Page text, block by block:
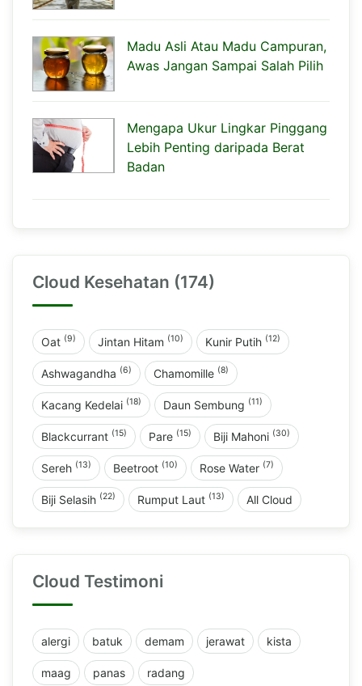
Madu Asli Atau Madu Campuran,
Awas Jangan Sampai Salah Pilih
Mengapa Ukur Lingkar Pinggang
Lebih Penting daripada Berat
Badan
Cloud Kesehatan (174)
Oat (9) Jintan Hitam (10) Kunir Putih (12)
Ashwagandha (6) Chamomille (8)
Kacang Kedelai (18) Daun Sembung (11)
Blackcurrant (15) Pare (15) Biji Mahoni (30)
Sereh (13) Beetroot (10) Rose Water (7)
Biji Selasih (22) Rumput Laut (13) All Cloud
Cloud Testimoni
alergi batuk demam jerawat kista
maag panas radang